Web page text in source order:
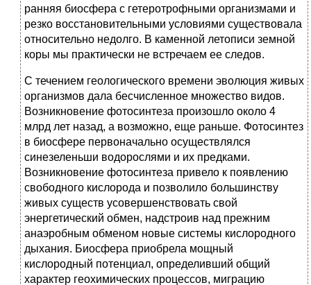
ранняя биосфера с гетеротрофными организмами и
резко восстановительными условиями существовала
относительно недолго. В каменной летописи земной
коры мы практически не встречаем ее следов.
С течением геологического времени эволюция живых
организмов дала бесчисленное множество видов.
Возникновение фотосинтеза произошло около 4
млрд лет назад, а возможно, еще раньше. Фотосинтез
в биосфере первоначально осуществлялся
синезеленьши водорослями и их предками.
Возникновение фотосинтеза привело к появлению
свободного кислорода и позволило большинству
живых существ усовершенствовать свой
энергетический обмен, надстроив над прежним
анаэробным обменом новые системы кислородного
дыхания. Биосфера приобрела мощный
кислородный потенциал, определивший общий
характер геохимических процессов, миграцию